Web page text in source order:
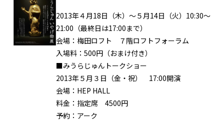
2013年４月18日（木）〜５月14日（火）10:30〜
21:00（最終日は17:00まで）
会場：梅田ロフト ７階ロフトフォーラム
入場料：500円（おまけ付き）
■みうらじゅんトークショー
2013年５月３日（金・祝） 17:00開演
会場：HEP HALL
料金：指定席 4500円
予約：アーク